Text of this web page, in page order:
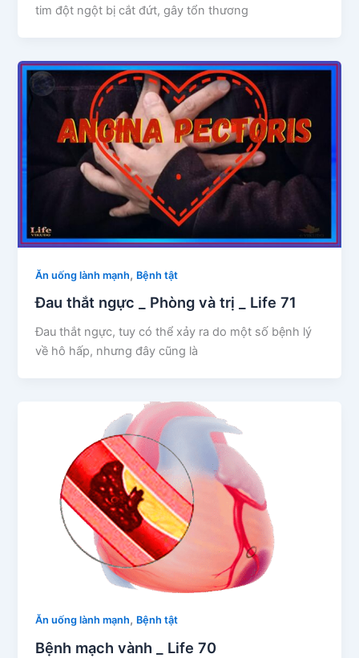
tim đột ngột bị cắt đứt, gây tổn thương
Ăn uống lành mạnh, Bệnh tật
Đau thắt ngực _ Phòng và trị _ Life 71
Đau thắt ngực, tuy có thể xảy ra do một số bệnh lý
về hô hấp, nhưng đây cũng là
Ăn uống lành mạnh, Bệnh tật
Bệnh mạch vành _ Life 70